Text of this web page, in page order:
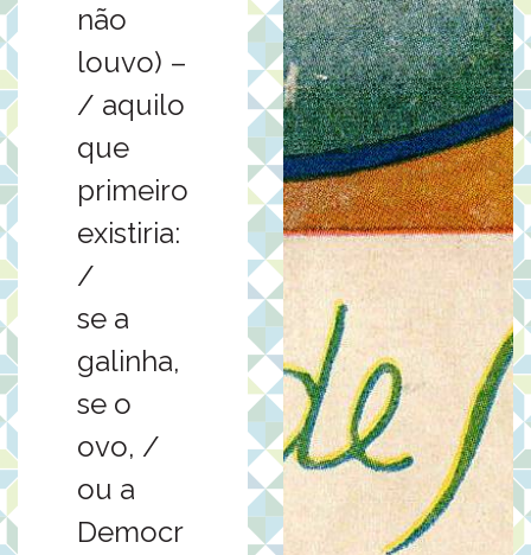
não
louvo) –
/ aquilo
que
primeiro
existiria:
/
se a
galinha,
se o
ovo, /
ou a
Democr